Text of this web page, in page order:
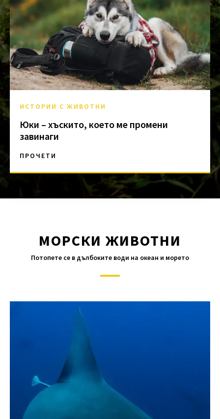
ИСТОРИИ С ЖИВОТНИ
Юки – хъскито, което ме промени
завинаги
ПРОЧЕТИ
МОРСКИ ЖИВОТНИ
Потопете се в дълбоките води на океан и морето